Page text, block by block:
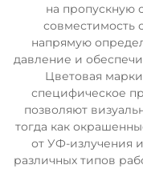
на пропускную
совместимость
напрямую
давление и
Цветовая
специфическое
позволяют
тогда как
от УФ-излучения
различных типов